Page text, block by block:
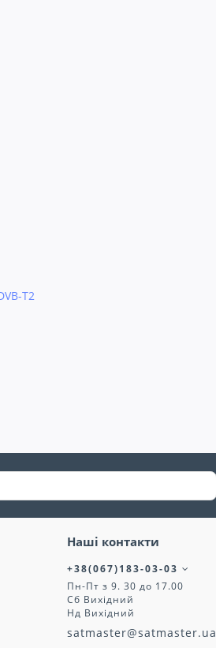
T2
Наші контакти
+38(067)183-03-03
Пн-Пт з 9. 30 до 17.00
Сб Вихідний
Нд Вихідний
satmaster@satmaster.ua